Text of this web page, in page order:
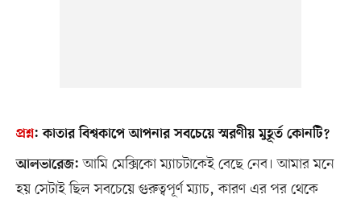
প্রশ্ন:কাতার বিশ্বকাপে আপনার সবচেয়ে স্মরণীয় মুহূর্ত কোনটি?
আলভারেজ: আমি মেক্সিকো ম্যাচটাকেই বেছে নেব। আমার মনে
হয় সেটাই ছিল সবচেয়ে গুরুত্বপূর্ণ ম্যাচ, কারণ এর পর থেকে